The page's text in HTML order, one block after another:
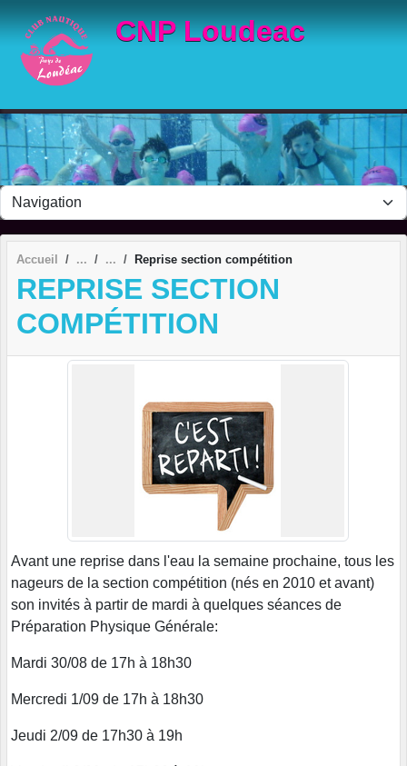
CNP Loudeac
Accueil Reprise section compétition
REPRISE SECTION
COMPÉTITION
Avant une reprise dans l'eau la semaine prochaine, tous les
nageurs de la section compétition (nés en 2010 et avant)
son invités à partir de mardi à quelques séances de
Préparation Physique Générale:
Mardi 30/08 de 17h à 18h30
Mercredi 1/09 de 17h à 18h30
Jeudi 2/09 de 17h30 à 19h